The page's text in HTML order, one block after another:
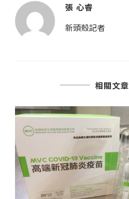
張 心睿
新頭殼記者
相關文章